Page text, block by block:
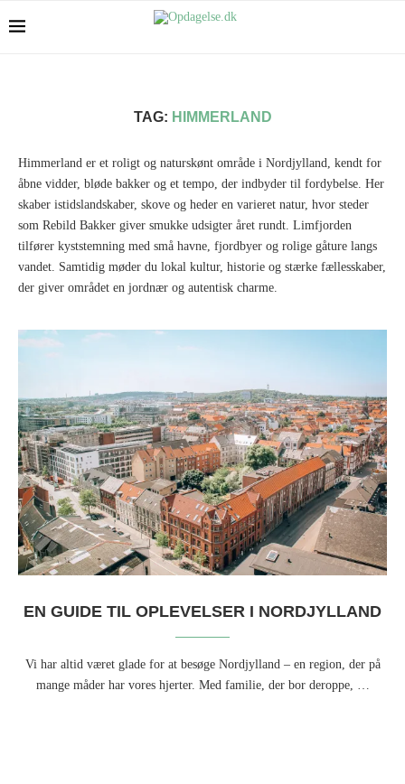
TAG: HIMMERLAND
Himmerland er et roligt og naturskønt område i Nordjylland, kendt for
åbne vidder, bløde bakker og et tempo, der indbyder til fordybelse. Her
skaber istidslandskaber, skove og heder en varieret natur, hvor steder
som Rebild Bakker giver smukke udsigter året rundt. Limfjorden
tilfører kyststemning med små havne, fjordbyer og rolige gåture langs
vandet. Samtidig møder du lokal kultur, historie og stærke fællesskaber,
der giver området en jordnær og autentisk charme.
EN GUIDE TIL OPLEVELSER I NORDJYLLAND
Vi har altid været glade for at besøge Nordjylland – en region, der på
mange måder har vores hjerter. Med familie, der bor deroppe, …